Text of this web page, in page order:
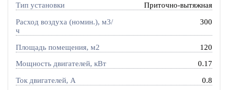
Тип установки Приточно-вытяжная
Расход воздуха (номин.), м3/
ч
300
Площадь помещения, м2 120
Мощность двигателей, кВт 0.17
Ток двигателей, А 0.8